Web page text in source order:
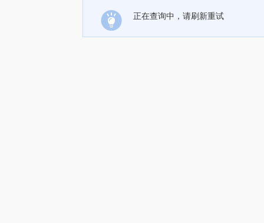
正在查询中，请刷新重试